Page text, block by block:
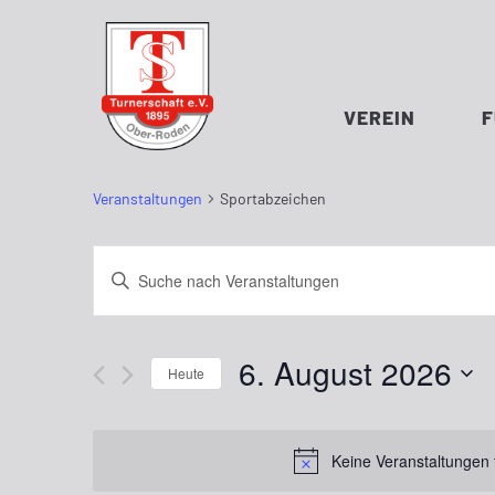
VEREIN
Keine
SPORTABZEICHEN
Veranstaltungen Sportabzeichen
Veranstaltungen
Suche
Ansichten,
Bitte
Schlüsselwort
eingeben.
nach
Veranstaltungen
Heute 6. August 2026